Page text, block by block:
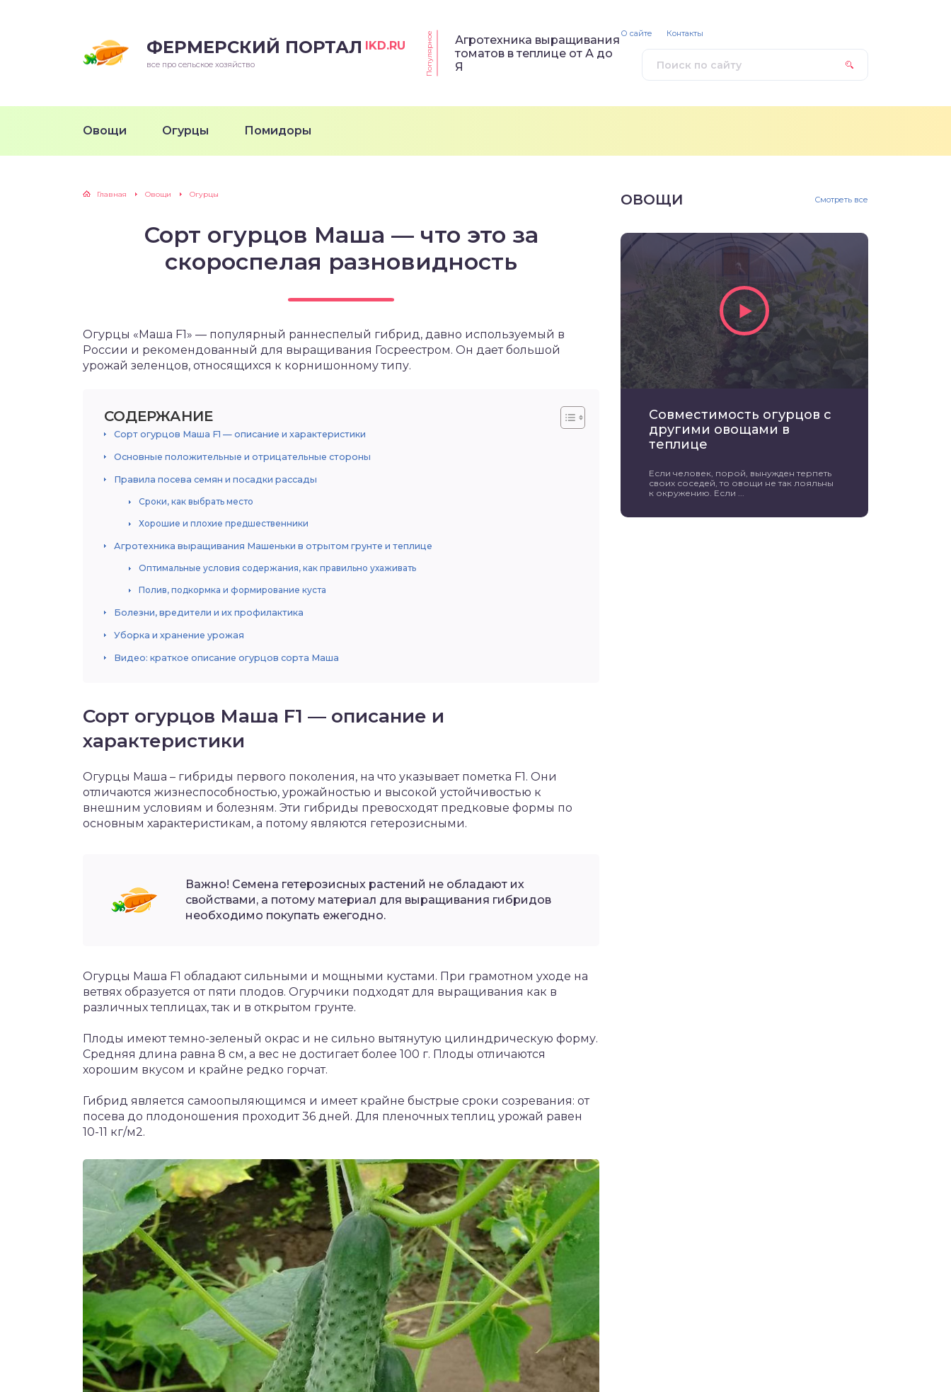
ФЕРМЕРСКИЙ ПОРТАЛ IKD.RU
все про сельское хозяйство Популярное
Агротехника выращивания
томатов в теплице от А до
Я
Овощи Огурцы Помидоры
О сайте Контакты
Главная Овощи Огурцы
Сорт огурцов Маша — что это за
скороспелая разновидность
Огурцы «Маша F1» — популярный раннеспелый гибрид, давно используемый в
России и рекомендованный для выращивания Госреестром. Он дает большой
урожай зеленцов, относящихся к корнишонному типу.
СОДЕРЖАНИЕ
Сорт огурцов Маша F1 — описание и характеристики
Основные положительные и отрицательные стороны
Правила посева семян и посадки рассады
Сроки, как выбрать место
Хорошие и плохие предшественники
Агротехника выращивания Машеньки в отрытом грунте и теплице
Оптимальные условия содержания, как правильно ухаживать
Полив, подкормка и формирование куста
Болезни, вредители и их профилактика
Уборка и хранение урожая
Видео: краткое описание огурцов сорта Маша
Сорт огурцов Маша F1 — описание и
характеристики
Огурцы Маша – гибриды первого поколения, на что указывает пометка F1. Они
отличаются жизнеспособностью, урожайностью и высокой устойчивостью к
внешним условиям и болезням. Эти гибриды превосходят предковые формы по
основным характеристикам, а потому являются гетерозисными.
Важно! Семена гетерозисных растений не обладают их
свойствами, а потому материал для выращивания гибридов
необходимо покупать ежегодно.
Огурцы Маша F1 обладают сильными и мощными кустами. При грамотном уходе на
ветвях образуется от пяти плодов. Огурчики подходят для выращивания как в
различных теплицах, так и в открытом грунте.
Плоды имеют темно-зеленый окрас и не сильно вытянутую цилиндрическую форму.
Средняя длина равна 8 см, а вес не достигает более 100 г. Плоды отличаются
хорошим вкусом и крайне редко горчат.
Гибрид является самоопыляющимся и имеет крайне быстрые сроки созревания: от
посева до плодоношения проходит 36 дней. Для пленочных теплиц урожай равен
10-11 кг/м2.
ОВОЩИ Смотреть все
Совместимость огурцов с
другими овощами в
теплице
Если человек, порой, вынужден терпеть
своих соседей, то овощи не так лояльны
к окружению. Если ...